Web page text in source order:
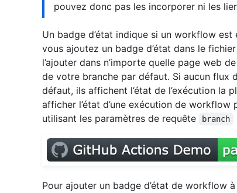
pouvez donc pas les incorporer ni les
Un badge d’état indique si un workflow est
vous ajoutez un badge d’état dans le fichier
l’ajouter dans n’importe quelle page web
de votre branche par défaut. Si aucun flux
défaut, ils affichent l’état de l’exécution la
afficher l’état d’une exécution de
utilisant les paramètres de requête
branch
Pour ajouter un badge d’état de workflow